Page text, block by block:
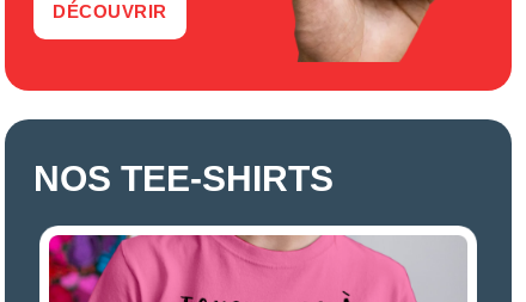
DÉCOUVRIR
NOS TEE-SHIRTS